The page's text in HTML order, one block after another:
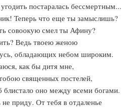
постаралась бессмертным...
Теперь что еще ты замыслишь?
совоокую смел ты Афину?
Ведь твоею женою
обладающих небом широким.
как бы дитя мне,
священных постелей,
блистало оно между всеми богами.
приду. От тебя в отдаленье